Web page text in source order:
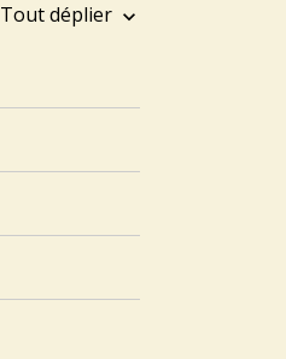
Tout déplier keyboard_arrow_down